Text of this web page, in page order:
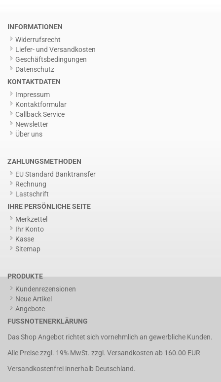
INFORMATIONEN
Widerrufsrecht
Liefer- und Versandkosten
Geschäftsbedingungen
Datenschutz
KONTAKTDATEN
Impressum
Kontaktformular
Callback Service
Newsletter
Über uns
ZAHLUNGSMETHODEN
EU Standard Banktransfer
Rechnung
Lastschrift
IHRE PERSÖNLICHE SEITE
Merkzettel
Ihr Konto
Kasse
Sitemap
PRODUKTE
Kundenrezensionen
Neue Artikel
Angebote
FUSSNOTENERKLÄRUNG
Das Shop Angebot richtet sich vornehmlich an gewerbliche Kunden.
Alle Preise zzgl. 19% MwSt. zzgl. Versandkosten ab 160.00 EUR
Versandkostenfrei innerhalb Deutschland.